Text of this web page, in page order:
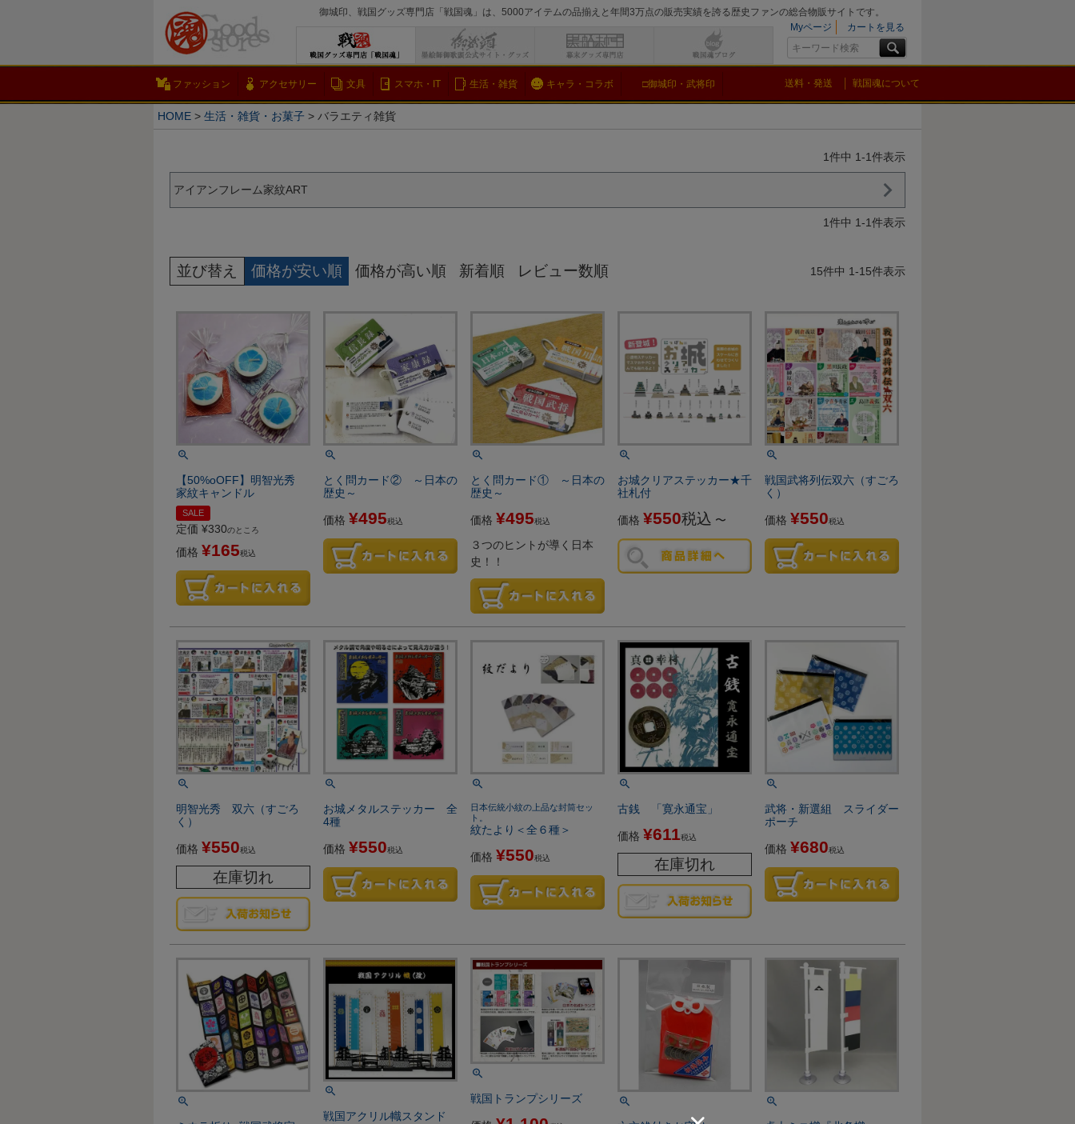
御城印、戦国グッズ専門店「戦国魂」は、5000アイテムの品揃えと年間3万点の販売実績を誇る歴史ファンの総合物販サイトです。
Myページ
カートを見る
検索
ファッション アクセサリー 文具 スマホ・IT 生活・雑貨 キャラ・コラボ □御城印・武将印 送料・発送 戦国魂について
HOME 生活・雑貨・お菓子 バラエティ雑貨
1件中 1-1件表示
アイアンフレーム家紋ART
1件中 1-1件表示
並び替え 価格が安い順 価格が高い順 新着順 レビュー数順 15件中 1-15件表示
【50%oOFF】明智光秀
家紋キャンドル
SALE
定価 ¥330のところ
価格 ¥165税込
とく問カード② ～日本の
歴史～
価格 ¥495税込
とく問カード① ～日本の
歴史～
価格 ¥495税込
３つのヒントが導く日本
史！！
お城クリアステッカー★千
社札付
価格 ¥550税込 〜
戦国武将列伝双六（すごろ
く）
価格 ¥550税込
明智光秀 双六（すごろ
く）
価格 ¥550税込
在庫切れ
お城メタルステッカー 全
4種
価格 ¥550税込
日本伝統小紋の上品な封筒セッ
ト。
紋たより＜全６種＞
価格 ¥550税込
古銭 「寛永通宝」
価格 ¥611 税込
在庫切れ
武将・新選組 スライダー
ポーチ
価格 ¥680税込
戦国アクリル幟スタンド
戦国トランプシリーズ